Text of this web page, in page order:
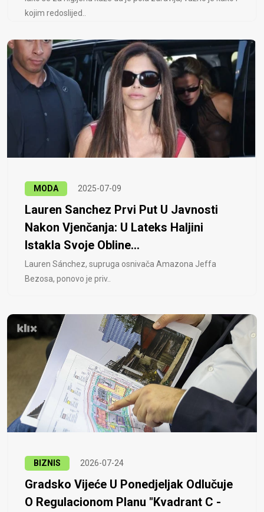
kojim redoslijed..
MODA 2025-07-09
Lauren Sanchez Prvi Put U Javnosti
Nakon Vjenčanja: U Lateks Haljini
Istakla Svoje Obline...
Lauren Sánchez, supruga osnivača Amazona Jeffa
Bezosa, ponovo je priv..
BIZNIS 2026-07-24
Gradsko Vijeće U Ponedjeljak Odlučuje
O Regulacionom Planu "Kvadrant C -